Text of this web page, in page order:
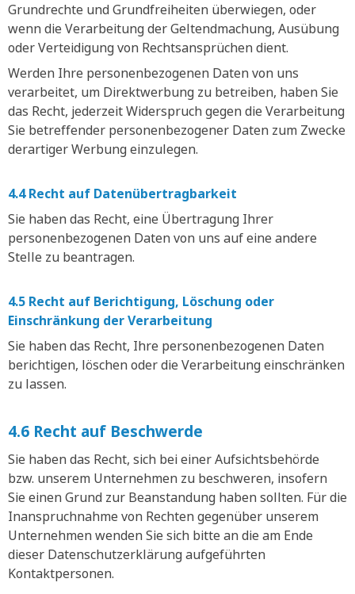
Grundrechte und Grundfreiheiten überwiegen, oder
wenn die Verarbeitung der Geltendmachung, Ausübung
oder Verteidigung von Rechtsansprüchen dient.
Werden Ihre personenbezogenen Daten von uns
verarbeitet, um Direktwerbung zu betreiben, haben Sie
das Recht, jederzeit Widerspruch gegen die Verarbeitung
Sie betreffender personenbezogener Daten zum Zwecke
derartiger Werbung einzulegen.
4.4 Recht auf Datenübertragbarkeit
Sie haben das Recht, eine Übertragung Ihrer
personenbezogenen Daten von uns auf eine andere
Stelle zu beantragen.
4.5 Recht auf Berichtigung, Löschung oder
Einschränkung der Verarbeitung
Sie haben das Recht, Ihre personenbezogenen Daten
berichtigen, löschen oder die Verarbeitung einschränken
zu lassen.
4.6 Recht auf Beschwerde
Sie haben das Recht, sich bei einer Aufsichtsbehörde
bzw. unserem Unternehmen zu beschweren, insofern
Sie einen Grund zur Beanstandung haben sollten. Für die
Inanspruchnahme von Rechten gegenüber unserem
Unternehmen wenden Sie sich bitte an die am Ende
dieser Datenschutzerklärung aufgeführten
Kontaktpersonen.